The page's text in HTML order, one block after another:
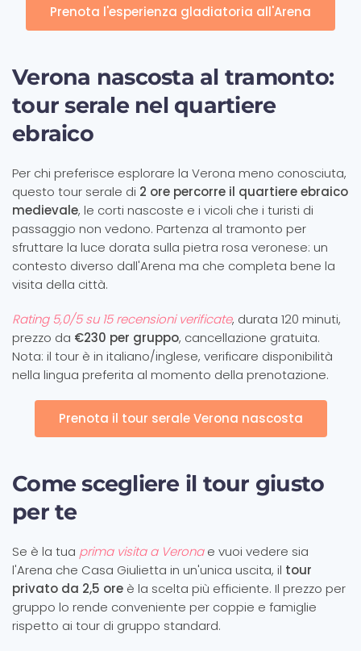
Prenota l'esperienza gladiatoria all'Arena
Verona nascosta al tramonto:
tour serale nel quartiere
ebraico
Per chi preferisce esplorare la Verona meno conosciuta,
questo tour serale di 2 ore percorre il quartiere ebraico
medievale, le corti nascoste e i vicoli che i turisti di
passaggio non vedono. Partenza al tramonto per
sfruttare la luce dorata sulla pietra rosa veronese: un
contesto diverso dall'Arena ma che completa bene la
visita della città.
Rating 5,0/5 su 15 recensioni verificate, durata 120 minuti,
prezzo da €230 per gruppo, cancellazione gratuita.
Nota: il tour è in italiano/inglese, verificare disponibilità
nella lingua preferita al momento della prenotazione.
Prenota il tour serale Verona nascosta
Come scegliere il tour giusto
per te
Se è la tua prima visita a Veronae vuoi vedere sia
l'Arena che Casa Giulietta in un'unica uscita, il tour
privato da 2,5 ore è la scelta più efficiente. Il prezzo per
gruppo lo rende conveniente per coppie e famiglie
rispetto ai tour di gruppo standard.